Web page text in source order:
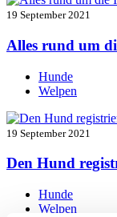
19 September 2021
Alles rund um
Hunde
Welpen
19 September 2021
Den Hund
Hunde
Welpen